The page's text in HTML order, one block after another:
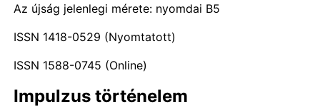
Az újság jelenlegi mérete: nyomdai B5
ISSN 1418-0529 (Nyomtatott)
ISSN 1588-0745 (Online)
Impulzus történelem